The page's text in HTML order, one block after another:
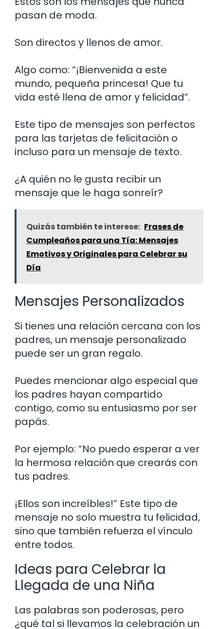
pasan de moda.
Son directos y llenos de amor.
Algo como: “¡Bienvenida a este
mundo, pequeña princesa! Que tu
vida esté llena de amor y felicidad”.
Este tipo de mensajes son perfectos
para las tarjetas de felicitación o
incluso para un mensaje de texto.
¿A quién no le gusta recibir un
mensaje que le haga sonreír?
Quizás también te interese: Frases de
Cumpleaños para una Tía: Mensajes
Emotivos y Originales para Celebrar su
Día
Mensajes Personalizados
Si tienes una relación cercana con los
padres, un mensaje personalizado
puede ser un gran regalo.
Puedes mencionar algo especial que
los padres hayan compartido
contigo, como su entusiasmo por ser
papás.
Por ejemplo: “No puedo esperar a ver
la hermosa relación que crearás con
tus padres.
¡Ellos son increíbles!” Este tipo de
mensaje no solo muestra tu felicidad,
sino que también refuerza el vínculo
entre todos.
Ideas para Celebrar la
Llegada de una Niña
Las palabras son poderosas, pero
¿qué tal si llevamos la celebración un